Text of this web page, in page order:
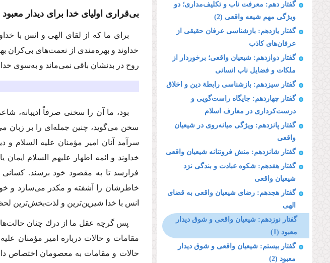
گفتار دهم: معرفت ناب و تكلیف‌مداری؛ دو
ویژگی مهم شیعه واقعی (2)
گفتار یازدهم: بازشناسی عرفان حقیقی از
عرفان‌های كاذب
گفتار دوازدهم: شیعیان واقعی؛ برخوردار از
ملكات و فضایل ناب انسانی
گفتار سیزدهم: بازشناسی رابطة دین و اخلاق
گفتار چهاردهم: جایگاه راست‌گویی و
درست‌كرداری در معارف اسلام
گفتار پانزدهم: ویژگی میانه‌روی در شیعیان
واقعی
گفتار شانزدهم: منش فروتنانه شیعیان واقعی
گفتار هفدهم: شكوه عبادت و بندگی نزد
شیعیان واقعی
گفتار هجدهم: رضای شیعیان واقعی به قضای
الهی
گفتار نوزدهم: شیعیان واقعی و شوق دیدار
معبود (1)
گفتار بیستم: شیعیان واقعی و شوق دیدار
معبود (2)
بی‌قراری اولیای خدا برای دیدار معبود
برای ما كه از لقای الهی و انس با
خداوند و بهره‌مندی از نعمت‌های بی‌كران
روح در بدنشان باقی نمی‌ماند و به‌سوی
بود، ما آن را سخنی صرفاً ادیبانه،
سخن می‌گوید، چنین جمله‌ای را بر زبان
سرآمد آنان امیر مؤمنان علیه السلام و
خداوند و ائمه اطهار
علیهم السلام ایمان
فرارسد تا به مقصود خود برسند.
خاطرشان را آشفته و مكدر می‌سازد و
انس با خدا شیرین‌ترین و لذت‌بخش‌ترین
پس گرچه عقل ما از درك چنان حالت‌هایی
مقامات و حالات درباره امیر مؤمنان
حالات و مقامات به معصومان اختصاص